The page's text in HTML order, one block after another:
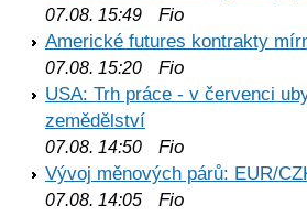
07.08. 15:49 Fio
Americké futures kontrakty
07.08. 15:20 Fio
USA: Trh práce - v červenci
zemědělství
07.08. 14:50 Fio
Vývoj měnových párů: EUR/
07.08. 14:05 Fio